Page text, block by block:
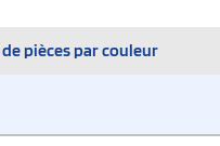
pièces par couleur